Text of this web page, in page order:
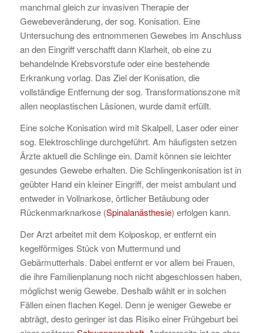
manchmal gleich zur invasiven Therapie der
Gewebeveränderung, der sog. Konisation. Eine
Untersuchung des entnommenen Gewebes im Anschluss
an den Eingriff verschafft dann Klarheit, ob eine zu
behandelnde Krebsvorstufe oder eine bestehende
Erkrankung vorlag. Das Ziel der Konisation, die
vollständige Entfernung der sog. Transformationszone mit
allen neoplastischen Läsionen, wurde damit erfüllt.
Eine solche Konisation wird mit Skalpell, Laser oder einer
sog. Elektroschlinge durchgeführt. Am häufigsten setzen
Ärzte aktuell die Schlinge ein. Damit können sie leichter
gesundes Gewebe erhalten. Die Schlingenkonisation ist in
geübter Hand ein kleiner Eingriff, der meist ambulant und
entweder in Vollnarkose, örtlicher Betäubung oder
Rückenmarknarkose (Spinalanästhesie) erfolgen kann.
Der Arzt arbeitet mit dem Kolposkop, er entfernt ein
kegelförmiges Stück von Muttermund und
Gebärmutterhals. Dabei entfernt er vor allem bei Frauen,
die ihre Familienplanung noch nicht abgeschlossen haben,
möglichst wenig Gewebe. Deshalb wählt er in solchen
Fällen einen flachen Kegel. Denn je weniger Gewebe er
abträgt, desto geringer ist das Risiko einer Frühgeburt bei